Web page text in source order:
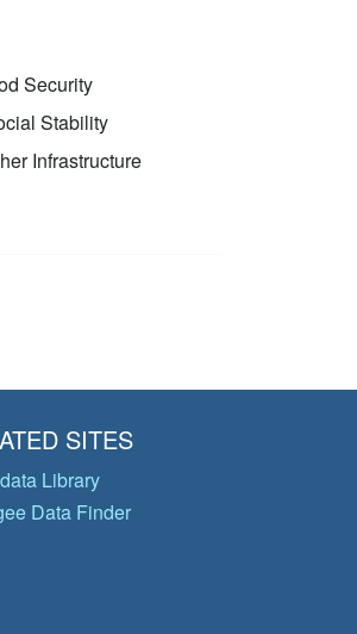
Security
Stability
Infrastructure
SITES
Library
Data Finder